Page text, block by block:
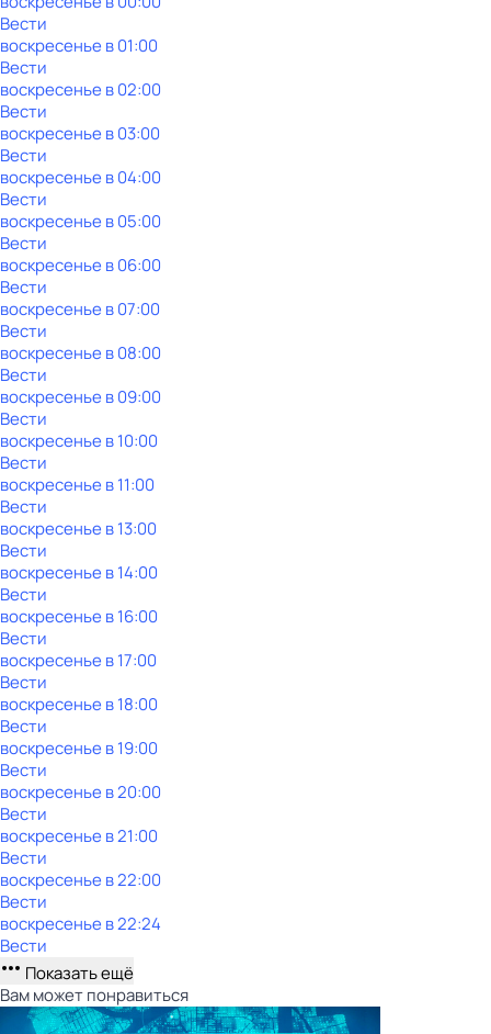
Вести
воскресенье в01:00
Вести
воскресенье в02:00
Вести
воскресенье в03:00
Вести
воскресенье в04:00
Вести
воскресенье в05:00
Вести
воскресенье в06:00
Вести
воскресенье в07:00
Вести
воскресенье в08:00
Вести
воскресенье в09:00
Вести
воскресенье в10:00
Вести
воскресенье в11:00
Вести
воскресенье в13:00
Вести
воскресенье в14:00
Вести
воскресенье в16:00
Вести
воскресенье в17:00
Вести
воскресенье в18:00
Вести
воскресенье в19:00
Вести
воскресенье в20:00
Вести
воскресенье в21:00
Вести
воскресенье в22:00
Вести
воскресенье в22:24
Вести
Показать ещё
Вам может понравиться